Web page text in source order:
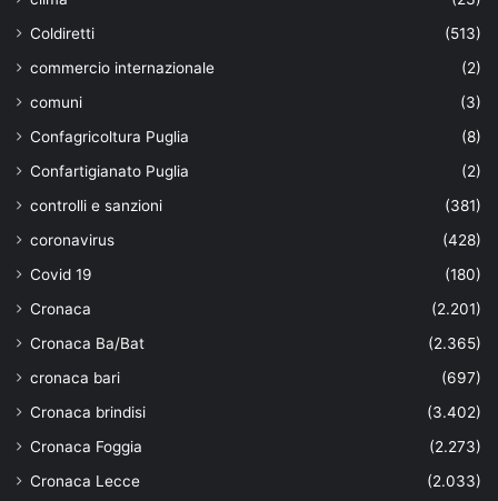
Coldiretti
(513)
commercio internazionale
(2)
comuni
(3)
Confagricoltura Puglia
(8)
Confartigianato Puglia
(2)
controlli e sanzioni
(381)
coronavirus
(428)
Covid 19
(180)
Cronaca
(2.201)
Cronaca Ba/Bat
(2.365)
cronaca bari
(697)
Cronaca brindisi
(3.402)
Cronaca Foggia
(2.273)
Cronaca Lecce
(2.033)